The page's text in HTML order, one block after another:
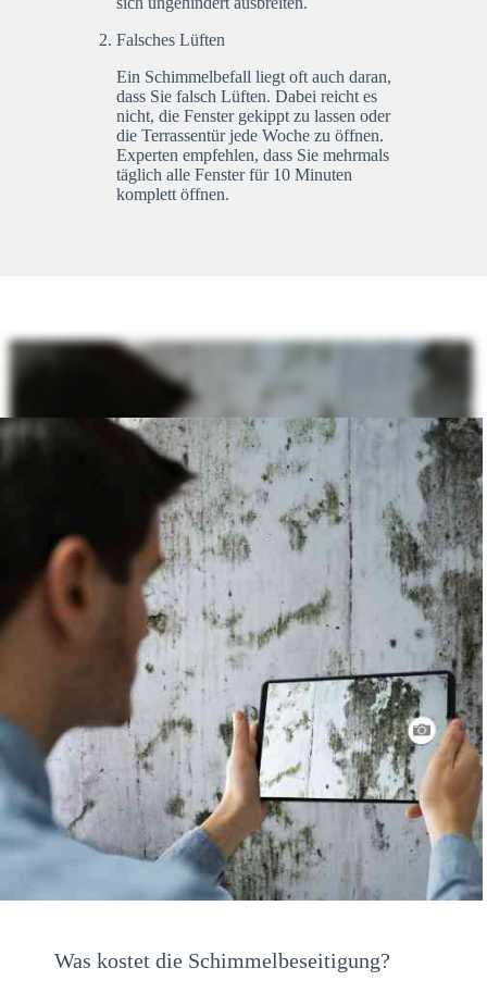
Falsches Lüften
Ein Schimmelbefall liegt oft auch daran,
dass Sie falsch Lüften. Dabei reicht es
nicht, die Fenster gekippt zu lassen oder
die Terrassentür jede Woche zu öffnen.
Experten empfehlen, dass Sie mehrmals
täglich alle Fenster für 10 Minuten
komplett öffnen.
Was kostet die Schimmelbeseitigung?